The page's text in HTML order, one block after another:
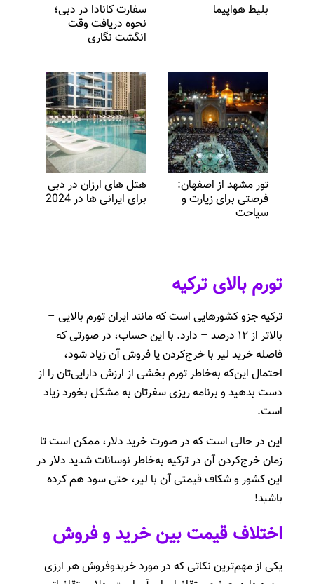
بلیط هواپیما
سفارت کانادا در دبی؛
نحوه دریافت وقت
انگشت نگاری
تور مشهد از اصفهان:
فرصتی برای زیارت و
سیاحت
هتل ‌های ارزان در دبی
برای ایرانی ‌ها در 2024
تورم بالای ترکیه
ترکیه جزو کشورهایی است که مانند ایران تورم بالایی –
بالاتر از ۱۲ درصد – دارد. با این حساب، در صورتی که
فاصله خرید لیر با خرج‌کردن یا فروش آن زیاد شود،
احتمال این‌که به‌خاطر تورم بخشی از ارزش دارایی‌تان را از
دست بدهید و برنامه ریزی سفرتان به مشکل بخورد زیاد
است.
این در حالی است که در صورت خرید دلار، ممکن است تا
زمان خرج‌کردن آن در ترکیه به‌خاطر نوسانات شدید دلار در
این کشور و شکاف قیمتی آن با لیر، حتی سود هم کرده
باشید!
اختلاف قیمت بین خرید و فروش
یکی از مهم‌ترین نکاتی که در مورد خرید‌و‌فروش هر ارزی